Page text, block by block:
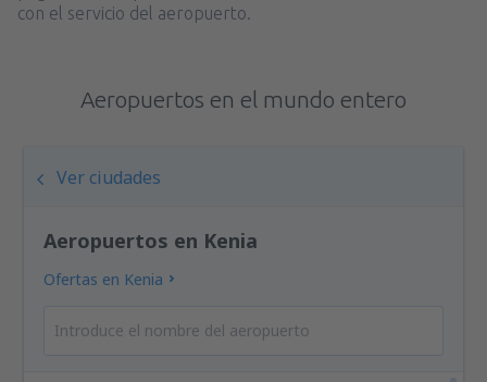
con el servicio del aeropuerto.
Aeropuertos en el mundo entero
Ver ciudades
Aeropuertos en Kenia
Ofertas en Kenia